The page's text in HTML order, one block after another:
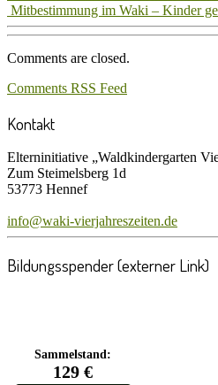
Mitbestimmung im Waki – Kinder
Comments are closed.
Comments RSS Feed
Kontakt
Elterninitiative „Waldkindergarten
Zum Steimelsberg 1d
53773 Hennef
info@waki-vierjahreszeiten.de
Bildungsspender (externer Link)